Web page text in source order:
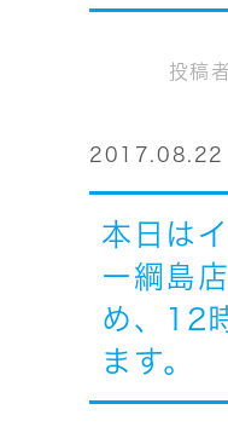
投稿
2017.08.22
本日は
ー綱島
め、12
ます。